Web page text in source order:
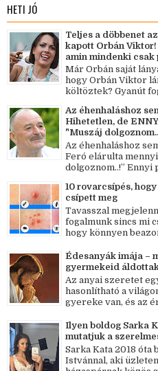
HETI JÓ
Teljes a döbbenet
kapott Orbán
amin mindenki csak
Már Orbán saját
hogy Orbán Viktor
költöztek? Gyanút
Az éhenhaláshoz
Hihetetlen, de
"Muszáj
Az éhenhaláshoz
Feró elárulta
dolgoznom..!” Ennyi
10 rovarcsípés,
csípett meg
Tavasszal
fogalmunk sincs mi
hogy könnyen
Édesanyák imája –
gyermekeid
Az anyai szeretet
hasonlítható a
gyereke van, és az
Ilyen boldog Sarka
mutatjuk a
Sarka Kata 2018 óta
Istvánnal, aki